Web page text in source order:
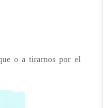
o a tirarnos por el